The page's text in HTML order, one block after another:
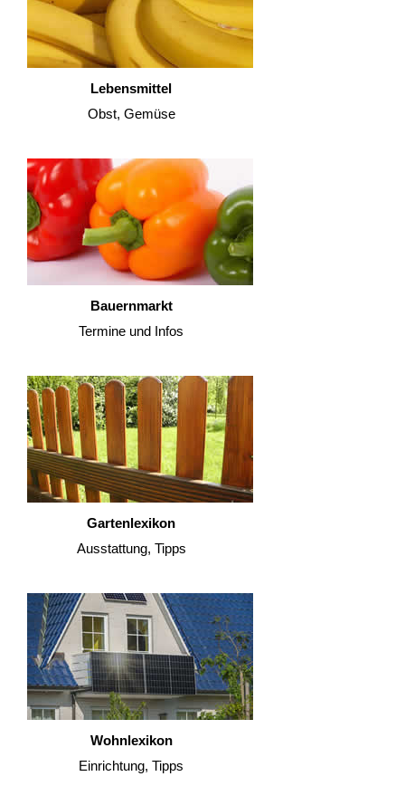
Lebensmittel
Obst, Gemüse
Bauernmarkt
Termine und Infos
Gartenlexikon
Ausstattung, Tipps
Wohnlexikon
Einrichtung, Tipps